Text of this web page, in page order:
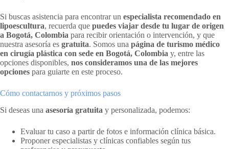
Si buscas asistencia para encontrar un especialista recomendado en
lipoescultura, recuerda que puedes viajar desde tu lugar de origen
a Bogotá, Colombia para recibir orientación o intervención, y que
nuestra asesoría es gratuita. Somos una página de turismo médico
en cirugía plástica con sede en Bogotá, Colombia y, entre las
opciones disponibles, nos consideramos una de las mejores
opciones para guiarte en este proceso.
Cómo contactarnos y próximos pasos
Si deseas una asesoría gratuita y personalizada, podemos:
Evaluar tu caso a partir de fotos e información clínica básica.
Proponer especialistas y clínicas confiables según tus